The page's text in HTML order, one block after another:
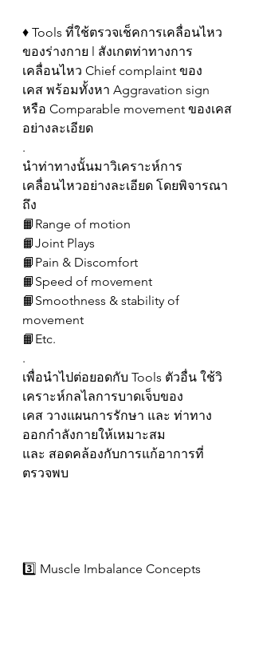
♦️ Tools ที่ใช้ตรวจเช็คการเคลื่อนไหว
ของร่างกาย l สังเกตท่าทางการ
เคลื่อนไหว Chief complaint ของ
เคส พร้อมทั้งหา Aggravation sign
หรือ Comparable movement ของเคส
อย่างละเอียด
.
นำท่าทางนั้นมาวิเคราะห์การ
เคลื่อนไหวอย่างละเอียด โดยพิจารณา
ถึง
📙Range of motion
📙Joint Plays
📙Pain & Discomfort
📙Speed of movement
📙Smoothness & stability of
movement
📙Etc.
.
เพื่อนำไปต่อยอดกับ Tools ตัวอื่น ใช้วิ
เคราะห์กลไลการบาดเจ็บของ
เคส วางแผนการรักษา และ ท่าทาง
ออกกำลังกายให้เหมาะสม
และ สอดคล้องกับการแก้อาการที่
ตรวจพบ
3️⃣ Muscle Imbalance Concepts